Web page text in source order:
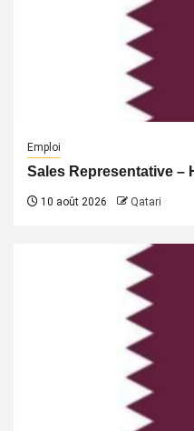
Emploi
Sales Representative –
10 août 2026 Qatari